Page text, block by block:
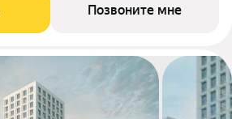
Позвоните мне